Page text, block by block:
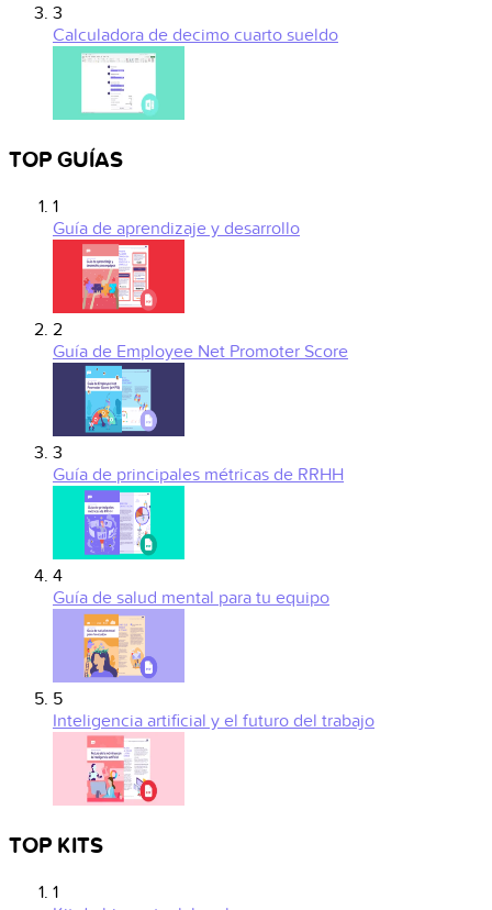
3
Calculadora de decimo cuarto sueldo
TOP GUÍAS
1
Guía de aprendizaje y desarrollo
2
Guía de Employee Net Promoter Score
3
Guía de principales métricas de RRHH
4
Guía de salud mental para tu equipo
5
Inteligencia artificial y el futuro del trabajo
TOP KITS
1